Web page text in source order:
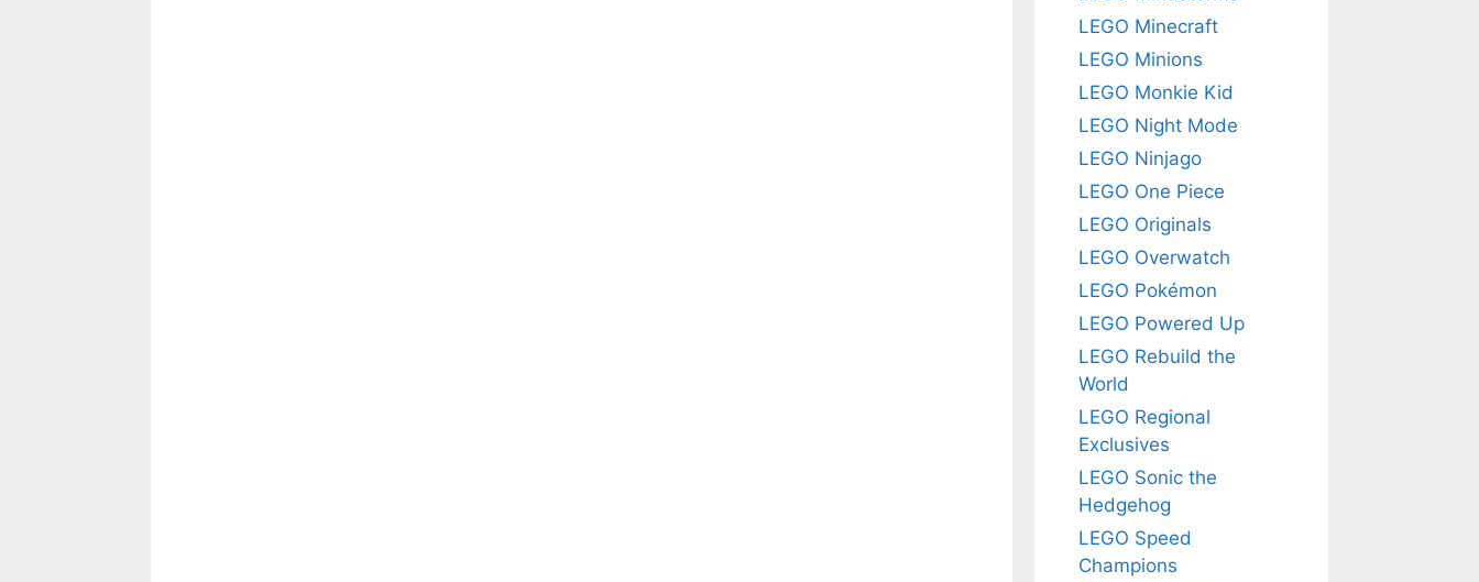
LEGO Minecraft
LEGO Minions
LEGO Monkie Kid
LEGO Night Mode
LEGO Ninjago
LEGO One Piece
LEGO Originals
LEGO Overwatch
LEGO Pokémon
LEGO Powered Up
LEGO Rebuild the
World
LEGO Regional
Exclusives
LEGO Sonic the
Hedgehog
LEGO Speed
Champions